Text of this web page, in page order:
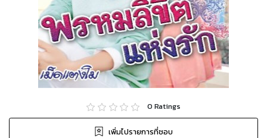
0 Ratings
เพิ่มไปรายการที่ชอบ